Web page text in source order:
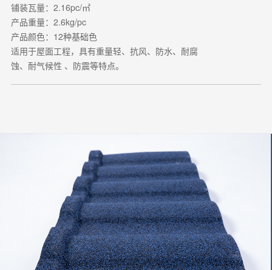
铺装瓦量：2.16pc/㎡
产品重量：2.6kg/pc
产品颜色：12种基础色
适用于屋面工程，具有重量轻、抗风、防水、耐腐
蚀、耐气候性 、防震等特点。